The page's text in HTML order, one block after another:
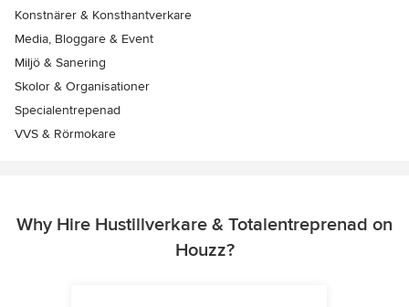
Konstnärer & Konsthantverkare
Media, Bloggare & Event
Miljö & Sanering
Skolor & Organisationer
Specialentrepenad
VVS & Rörmokare
Why Hire Hustillverkare & Totalentreprenad on
Houzz?